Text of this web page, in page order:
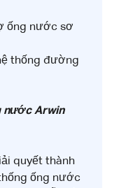
ống nước sơ
thống đường
nước Arwin
quyết thành
ống nước